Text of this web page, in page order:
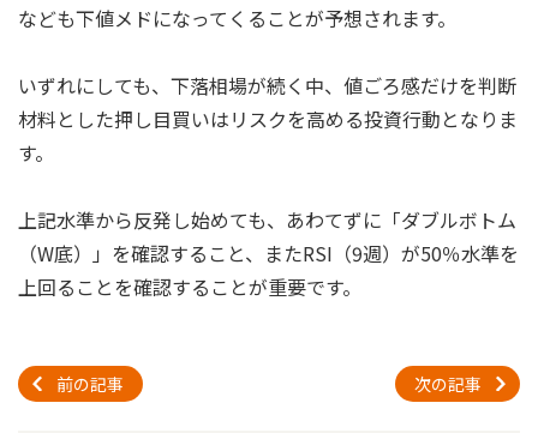
なども下値メドになってくることが予想されます。
いずれにしても、下落相場が続く中、値ごろ感だけを判断
材料とした押し目買いはリスクを高める投資行動となりま
す。
上記水準から反発し始めても、あわてずに「ダブルボトム
（W底）」を確認すること、またRSI（9週）が50％水準を
上回ることを確認することが重要です。
前の記事 次の記事